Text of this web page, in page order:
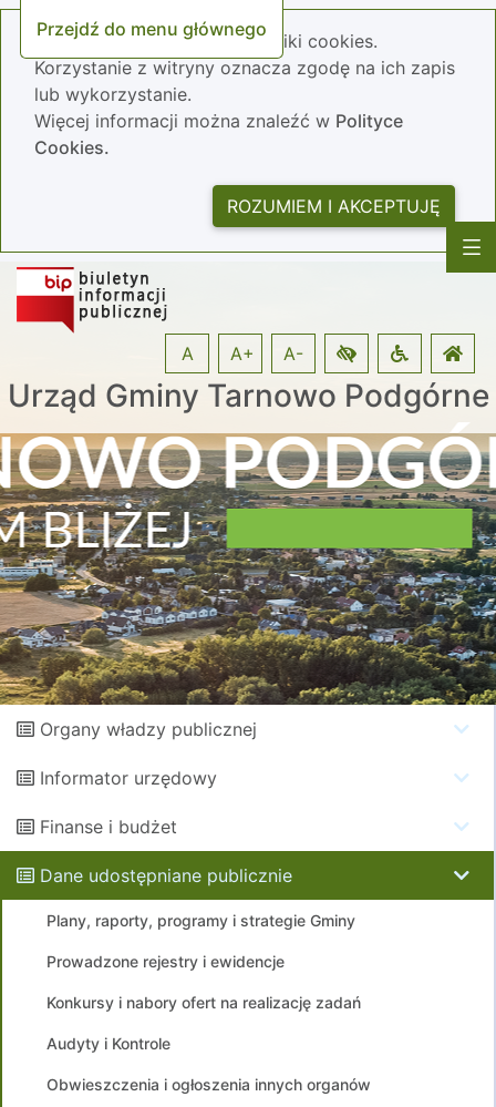
Przejdź do menu głównego
Nasza strona wykorzystuje pliki cookies.
Korzystanie z witryny oznacza zgodę na ich zapis
lub wykorzystanie.
Więcej informacji można znaleźć w Polityce
Cookies.
ROZUMIEM I AKCEPTUJĘ
Urząd Gminy Tarnowo Podgórne
A A+ A-
Organy władzy publicznej
Informator urzędowy
Finanse i budżet
Dane udostępniane publicznie
Plany, raporty, programy i strategie Gminy
Prowadzone rejestry i ewidencje
Konkursy i nabory ofert na realizację zadań
Audyty i Kontrole
Obwieszczenia i ogłoszenia innych organów